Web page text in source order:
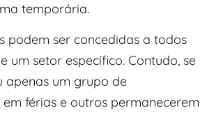
temporária.
podem ser concedidas a todos
um setor específico. Contudo, se
apenas um grupo de
férias e outros permanecerem